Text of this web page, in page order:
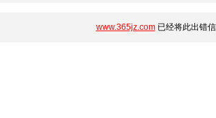
www.365jz.com已经将此出错